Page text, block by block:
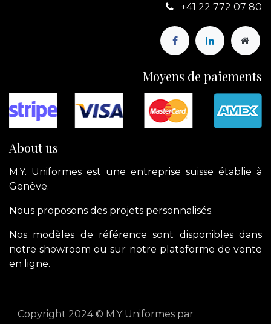
+41 22 772 07 80
Moyens de paiements
About us
M.Y. Uniformes est une entreprise suisse établie à
Genève.
Nous proposons des projets personnalisés.
Nos modèles de référence sont disponibles dans
notre showroom ou sur notre plateforme de vente
en ligne.
Copyright 2024 © M.Y Uniformes par